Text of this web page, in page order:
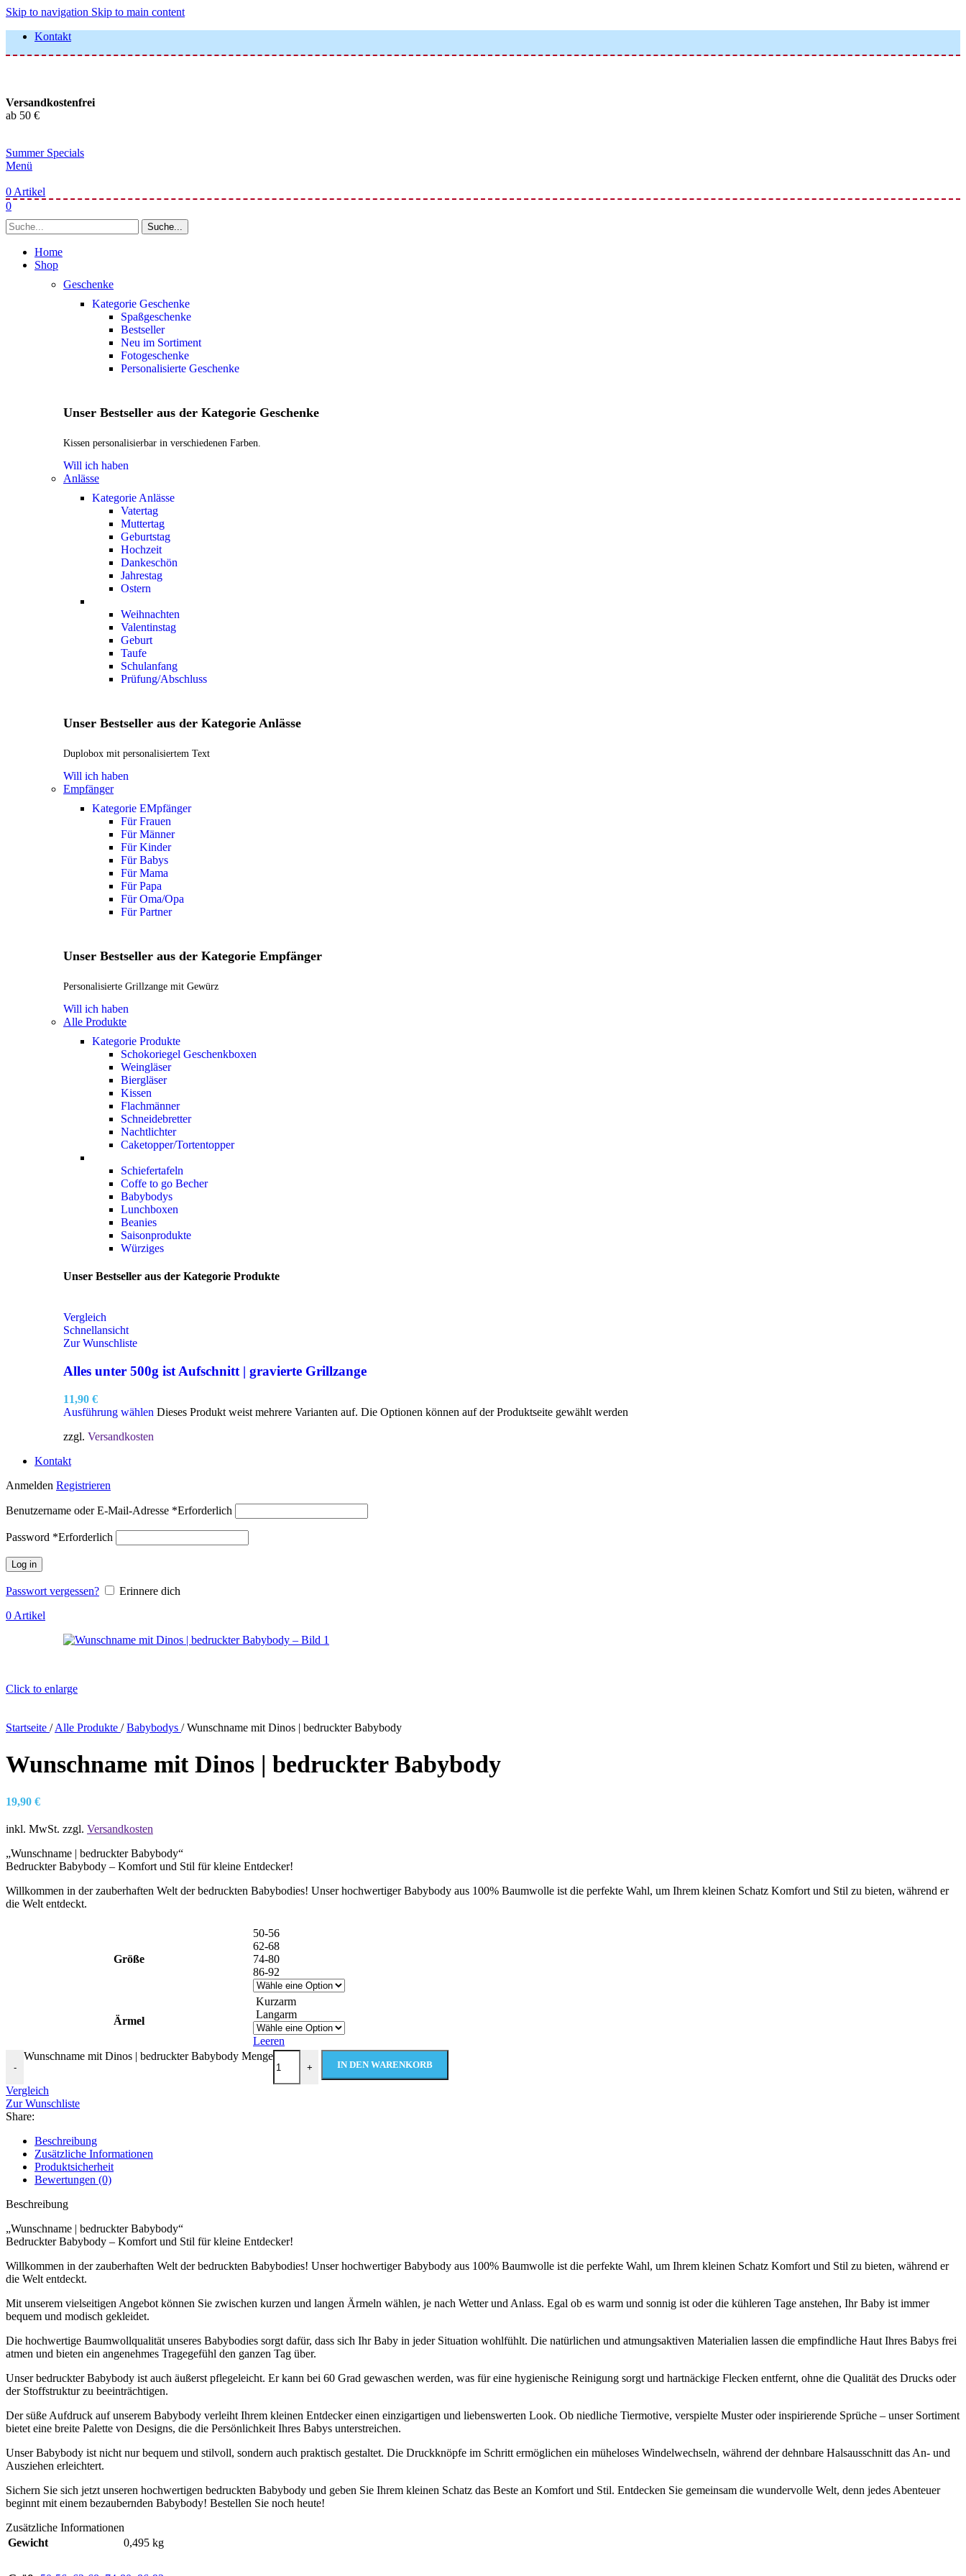
Skip to navigation Skip to main content
Kontakt
Versandkostenfrei
ab 50 €
Summer Specials
Menü
0 Artikel
0
Suche...
Home
Shop
Geschenke
Kategorie Geschenke
Spaßgeschenke
Bestseller
Neu im Sortiment
Fotogeschenke
Personalisierte Geschenke
Unser Bestseller aus der Kategorie Geschenke
Kissen personalisierbar in verschiedenen Farben.
Will ich haben
Anlässe
Kategorie Anlässe
Vatertag
Muttertag
Geburtstag
Hochzeit
Dankeschön
Jahrestag
Ostern
Weihnachten
Valentinstag
Geburt
Taufe
Schulanfang
Prüfung/Abschluss
Unser Bestseller aus der Kategorie Anlässe
Duplobox mit personalisiertem Text
Will ich haben
Empfänger
Kategorie EMpfänger
Für Frauen
Für Männer
Für Kinder
Für Babys
Für Mama
Für Papa
Für Oma/Opa
Für Partner
Unser Bestseller aus der Kategorie Empfänger
Personalisierte Grillzange mit Gewürz
Will ich haben
Alle Produkte
Kategorie Produkte
Schokoriegel Geschenkboxen
Weingläser
Biergläser
Kissen
Flachmänner
Schneidebretter
Nachtlichter
Caketopper/Tortentopper
Schiefertafeln
Coffe to go Becher
Babybodys
Lunchboxen
Beanies
Saisonprodukte
Würziges
Unser Bestseller aus der Kategorie Produkte
Vergleich
Schnellansicht
Zur Wunschliste
Alles unter 500g ist Aufschnitt | gravierte Grillzange
11,90 €
Ausführung wählen Dieses Produkt weist mehrere Varianten auf. Die Optionen können auf der Produktseite gewählt werden
zzgl. Versandkosten
Kontakt
Anmelden Registrieren
Benutzername oder E-Mail-Adresse *Erforderlich
Password *Erforderlich
Log in
Passwort vergessen?
Erinnere dich
0 Artikel
Click to enlarge
Startseite / Alle Produkte / Babybodys / Wunschname mit Dinos | bedruckter Babybody
Wunschname mit Dinos | bedruckter Babybody
19,90 €
inkl. MwSt. zzgl. Versandkosten
„Wunschname | bedruckter Babybody“
Bedruckter Babybody – Komfort und Stil für kleine Entdecker!
Willkommen in der zauberhaften Welt der bedruckten Babybodies! Unser hochwertiger Babybody aus 100% Baumwolle ist die perfekte Wahl, um Ihrem kleinen Schatz Komfort und Stil zu bieten, während er
die Welt entdeckt.
Größe
50-56
62-68
74-80
86-92
Ärmel
Kurzarm
Langarm
Leeren
-
Wunschname mit Dinos | bedruckter Babybody Menge
+ IN DEN WARENKORB
Vergleich
Zur Wunschliste
Share:
Beschreibung
Zusätzliche Informationen
Produktsicherheit
Bewertungen (0)
Beschreibung
„Wunschname | bedruckter Babybody“
Bedruckter Babybody – Komfort und Stil für kleine Entdecker!
Willkommen in der zauberhaften Welt der bedruckten Babybodies! Unser hochwertiger Babybody aus 100% Baumwolle ist die perfekte Wahl, um Ihrem kleinen Schatz Komfort und Stil zu bieten, während er
die Welt entdeckt.
Mit unserem vielseitigen Angebot können Sie zwischen kurzen und langen Ärmeln wählen, je nach Wetter und Anlass. Egal ob es warm und sonnig ist oder die kühleren Tage anstehen, Ihr Baby ist immer
bequem und modisch gekleidet.
Die hochwertige Baumwollqualität unseres Babybodies sorgt dafür, dass sich Ihr Baby in jeder Situation wohlfühlt. Die natürlichen und atmungsaktiven Materialien lassen die empfindliche Haut Ihres Babys frei
atmen und bieten ein angenehmes Tragegefühl den ganzen Tag über.
Unser bedruckter Babybody ist auch äußerst pflegeleicht. Er kann bei 60 Grad gewaschen werden, was für eine hygienische Reinigung sorgt und hartnäckige Flecken entfernt, ohne die Qualität des Drucks oder
der Stoffstruktur zu beeinträchtigen.
Der süße Aufdruck auf unserem Babybody verleiht Ihrem kleinen Entdecker einen einzigartigen und liebenswerten Look. Ob niedliche Tiermotive, verspielte Muster oder inspirierende Sprüche – unser Sortiment
bietet eine breite Palette von Designs, die die Persönlichkeit Ihres Babys unterstreichen.
Unser Babybody ist nicht nur bequem und stilvoll, sondern auch praktisch gestaltet. Die Druckknöpfe im Schritt ermöglichen ein müheloses Windelwechseln, während der dehnbare Halsausschnitt das An- und
Ausziehen erleichtert.
Sichern Sie sich jetzt unseren hochwertigen bedruckten Babybody und geben Sie Ihrem kleinen Schatz das Beste an Komfort und Stil. Entdecken Sie gemeinsam die wundervolle Welt, denn jedes Abenteuer
beginnt mit einem bezaubernden Babybody! Bestellen Sie noch heute!
Zusätzliche Informationen
Gewicht
0,495 kg